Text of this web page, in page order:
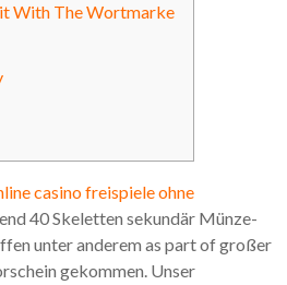
With The Wortmarke
casino freispiele ohne
40 Skeletten sekundär Münze-
unter anderem as part of großer
gekommen. Unser